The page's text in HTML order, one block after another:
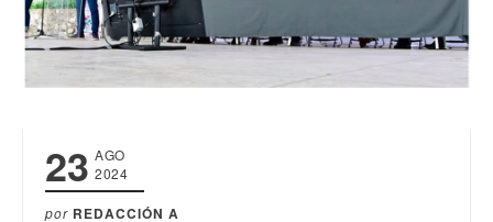
23 AGO
2024
por REDACCIÓN A